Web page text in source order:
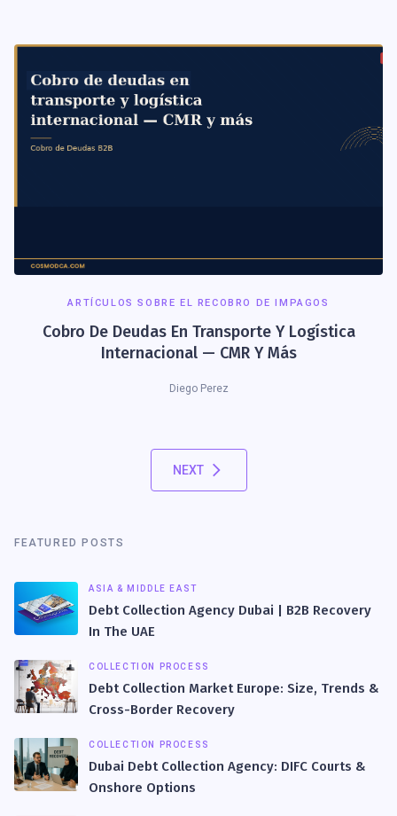
ARTÍCULOS SOBRE EL RECOBRO DE IMPAGOS
Cobro De Deudas En Transporte Y Logística
Internacional — CMR Y Más
Diego Perez
NEXT
FEATURED POSTS
ASIA & MIDDLE EAST
Debt Collection Agency Dubai | B2B Recovery
In The UAE
COLLECTION PROCESS
Debt Collection Market Europe: Size, Trends &
Cross-Border Recovery
COLLECTION PROCESS
Dubai Debt Collection Agency: DIFC Courts &
Onshore Options